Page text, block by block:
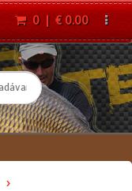
0 | € 0.00